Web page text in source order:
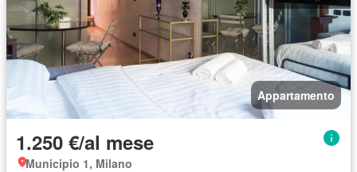
Appartamento
1.250 €/al mese
Municipio 1, Milano